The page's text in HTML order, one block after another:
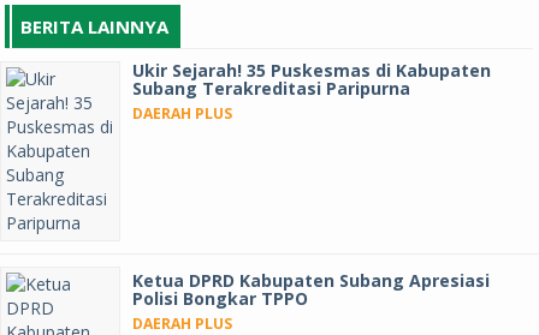
BERITA LAINNYA
Ukir Sejarah! 35 Puskesmas di Kabupaten
Subang Terakreditasi Paripurna
DAERAH PLUS
Ketua DPRD Kabupaten Subang Apresiasi
Polisi Bongkar TPPO
DAERAH PLUS